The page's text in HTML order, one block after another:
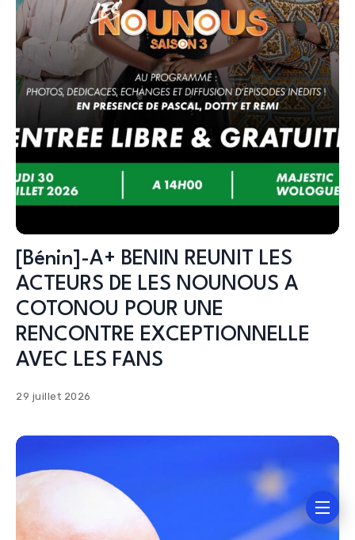
[Bénin]-A+ BENIN REUNIT LES
ACTEURS DE LES NOUNOUS A
COTONOU POUR UNE
RENCONTRE EXCEPTIONNELLE
AVEC LES FANS
29 juillet 2026